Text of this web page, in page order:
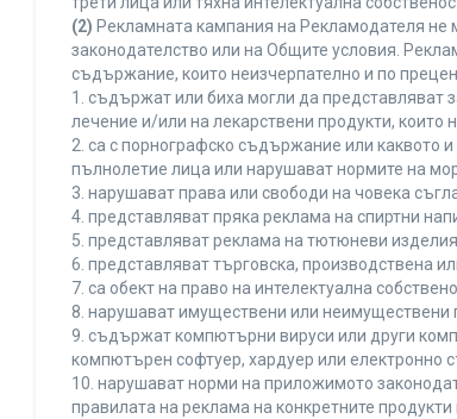
(2) Рекламната кампания на Рекламодателя
законодателство или на Общите условия.
съдържание, които неизчерпателно и по
1. съдържат или биха могли да представляват
лечение и/или на лекарствени продукти,
2. са с порнографско съдържание или каквото
пълнолетие лица или нарушават нормите на
3. нарушават права или свободи на човека
4. представляват пряка реклама на спиртни
5. представляват реклама на тютюневи
6. представляват търговска, производствена
7. са обект на право на интелектуална
8. нарушават имуществени или неимуществени
9. съдържат компютърни вируси или други
компютърен софтуер, хардуер или електронно
10. нарушават норми на приложимото
правилата на реклама на конкретните продукти